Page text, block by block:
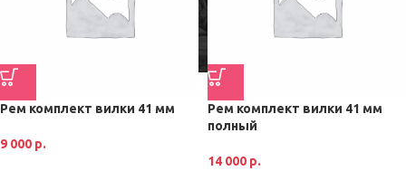
Рем комплект вилки 41 мм
9 000 р.
Рем комплект вилки 41 мм
полный
14 000 р.